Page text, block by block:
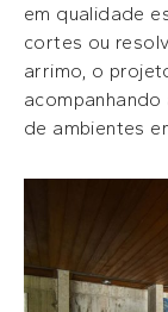
em qualidade
cortes ou
arrimo, o
de ambientes